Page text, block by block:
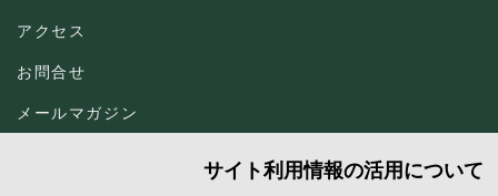
アクセス
お問合せ
メールマガジン
サイト利用情報の活用について